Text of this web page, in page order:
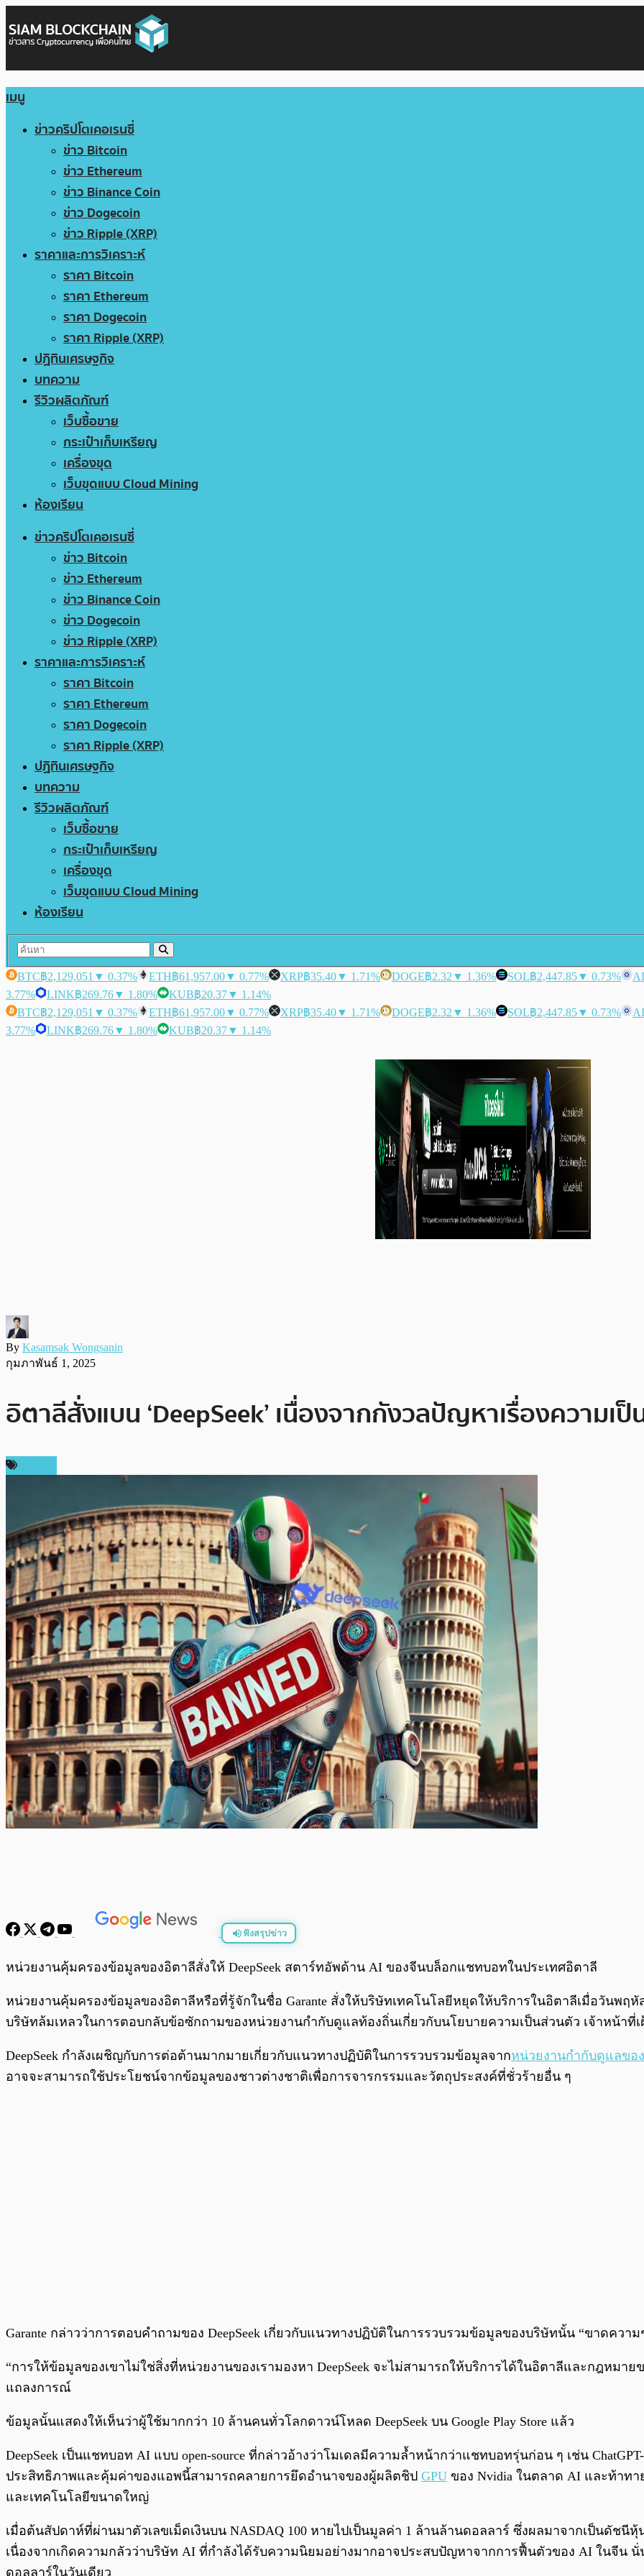
เมนู
ข่าวคริปโตเคอเรนซี่
ข่าว Bitcoin
ข่าว Ethereum
ข่าว Binance Coin
ข่าว Dogecoin
ข่าว Ripple (XRP)
ราคาและการวิเคราะห์
ราคา Bitcoin
ราคา Ethereum
ราคา Dogecoin
ราคา Ripple (XRP)
ปฏิทินเศรษฐกิจ
บทความ
รีวิวผลิตภัณฑ์
เว็บซื้อขาย
กระเป๋าเก็บเหรียญ
เครื่องขุด
เว็บขุดแบบ Cloud Mining
ห้องเรียน
ข่าวคริปโตเคอเรนซี่
ข่าว Bitcoin
ข่าว Ethereum
ข่าว Binance Coin
ข่าว Dogecoin
ข่าว Ripple (XRP)
ราคาและการวิเคราะห์
ราคา Bitcoin
ราคา Ethereum
ราคา Dogecoin
ราคา Ripple (XRP)
ปฏิทินเศรษฐกิจ
บทความ
รีวิวผลิตภัณฑ์
เว็บซื้อขาย
กระเป๋าเก็บเหรียญ
เครื่องขุด
เว็บขุดแบบ Cloud Mining
ห้องเรียน
BTC฿2,129,051 ▼ 0.37% ETH฿61,957.00▼ 0.77% XRP฿35.40▼ 1.71% DOGE฿2.32 ▼ 1.36% SOL฿2,447.85▼ 0.73%
3.77%
LINK฿269.76▼ 1.80% KUB฿20.37▼ 1.14%
BTC฿2,129,051 ▼ 0.37% ETH฿61,957.00▼ 0.77% XRP฿35.40▼ 1.71% DOGE฿2.32 ▼ 1.36% SOL฿2,447.85▼ 0.73%
3.77%
LINK฿269.76▼ 1.80% KUB฿20.37▼ 1.14%
By Kasamsak Wongsanin
กุมภาพันธ์ 1, 2025
อิตาลีสั่งแบน ‘DeepSeek’ เนื่องจากกังวลปัญหาเรื่องความเ
ฟังสรุปข่าว
พร้อมเล่น
หน่วยงานคุ้มครองข้อมูลของอิตาลีสั่งให้ DeepSeek สตาร์ทอัพด้าน AI ของจีนบล็อกแชทบอทในประเทศอิตาลี
หน่วยงานคุ้มครองข้อมูลของอิตาลีหรือที่รู้จักในชื่อ Garante สั่งให้บริษัทเทคโนโลยีหยุดให้บริการในอิตาลีเมื่อวันพฤ
บริษัทล้มเหลวในการตอบกลับข้อซักถามของหน่วยงานกำกับดูแลท้องถิ่นเกี่ยวกับนโยบายความเป็นส่วนตัว เจ้าหน้าที่เ
DeepSeek กำลังเผชิญกับการต่อต้านมากมายเกี่ยวกับแนวทางปฏิบัติในการรวบรวมข้อมูลจากหน่วยงานกำกับดูแลขอ
อาจจะสามารถใช้ประโยชน์จากข้อมูลของชาวต่างชาติเพื่อการจารกรรมและวัตถุประสงค์ที่ชั่วร้ายอื่น ๆ
Garante กล่าวว่าการตอบคำถามของ DeepSeek เกี่ยวกับแนวทางปฏิบัติในการรวบรวมข้อมูลของบริษัทนั้น “ขาดความ
“การให้ข้อมูลของเขาไม่ใช่สิ่งที่หน่วยงานของเรามองหา DeepSeek จะไม่สามารถให้บริการได้ในอิตาลีและกฎหมาย
แถลงการณ์
ข้อมูลนั้นแสดงให้เห็นว่าผู้ใช้มากกว่า 10 ล้านคนทั่วโลกดาวน์โหลด DeepSeek บน Google Play Store แล้ว
DeepSeek เป็นแชทบอท AI แบบ open-source ที่กล่าวอ้างว่าโมเดลมีความล้ำหน้ากว่าแชทบอทรุ่นก่อน ๆ เช่น
ประสิทธิภาพและคุ้มค่าของแอพนี้สามารถคลายการยึดอำนาจของผู้ผลิตชิป GPU ของ Nvidia ในตลาด AI และท้าท
และเทคโนโลยีขนาดใหญ่
เมื่อต้นสัปดาห์ที่ผ่านมาตัวเลขเม็ดเงินบน NASDAQ 100 หายไปเป็นมูลค่า 1 ล้านล้านดอลลาร์ ซึ่งผลมาจากเป็นดัชนี
เนื่องจากเกิดความกลัวว่าบริษัท AI ที่กำลังได้รับความนิยมอย่างมากอาจประสบปัญหาจากการฟื้นตัวของ AI ในจีน
ดอลลาร์ในวันเดียว